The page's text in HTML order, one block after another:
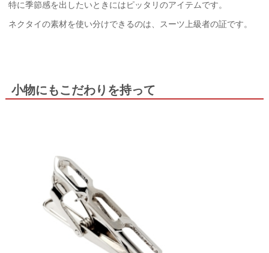
特に季節感を出したいときにはピッタリのアイテムです。
ネクタイの素材を使い分けできるのは、スーツ上級者の証です。
小物にもこだわりを持って